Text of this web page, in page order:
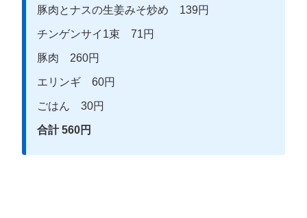
豚肉とナスの生姜みそ炒め 139円
チンゲンサイ1束 71円
豚肉 260円
エリンギ 60円
ごはん 30円
合計 560円